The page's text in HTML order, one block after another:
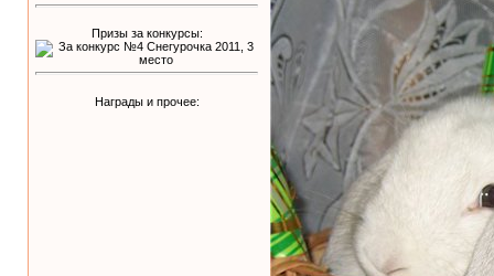
Призы за конкурсы:
Награды и прочее: